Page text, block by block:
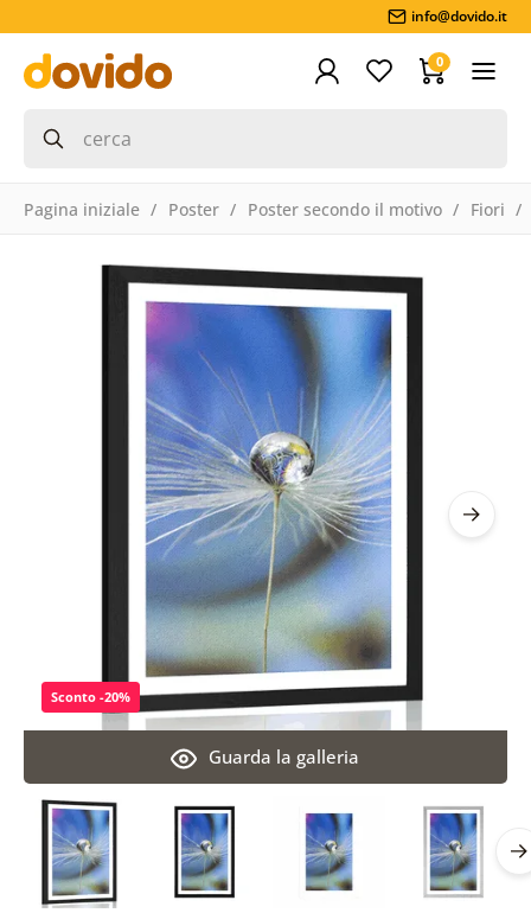
info@dovido.it
0
Pagina iniziale Poster Poster secondo il motivo Fiori
Guarda la galleria
Sconto -20%